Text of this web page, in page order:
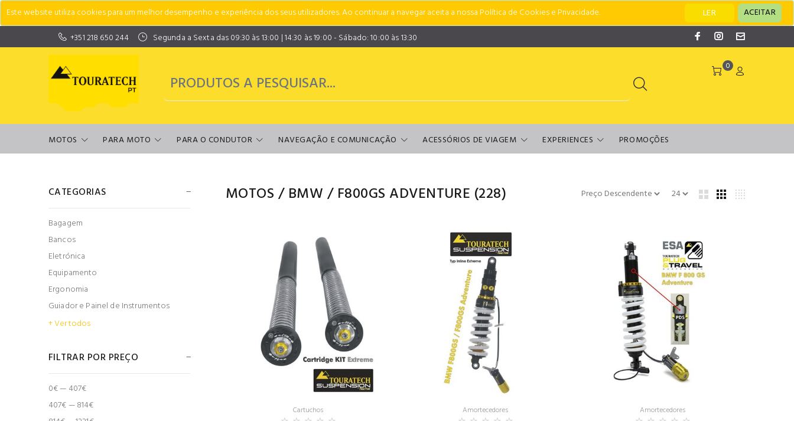
Este website utiliza cookies para um melhor desempenho e experiência dos seus utilizadores. Ao continuar a navegar aceita a nossa Política de Cookies e Privacidade. LER
ACEITAR
+351 218 650 244
Segunda a Sexta das 09:30 às 13:00 | 14:30 às 19:00 - Sábado: 10:00 às 13:30
0
MOTOS PARA MOTO PARA O CONDUTOR NAVEGAÇÃO E COMUNICAÇÃO ACESSÓRIOS DE VIAGEM EXPERIENCES PROMOÇÕES
CATEGORIAS
Bagagem
Bancos
Eletrónica
Equipamento
Ergonomia
Guiador e Painel de Instrumentos
+ Ver todos
FILTRAR POR PREÇO
0€ — 407€
407€ — 814€
MOTOS / BMW / F800GS ADVENTURE (228)
Cartuchos Amortecedores Amortecedores